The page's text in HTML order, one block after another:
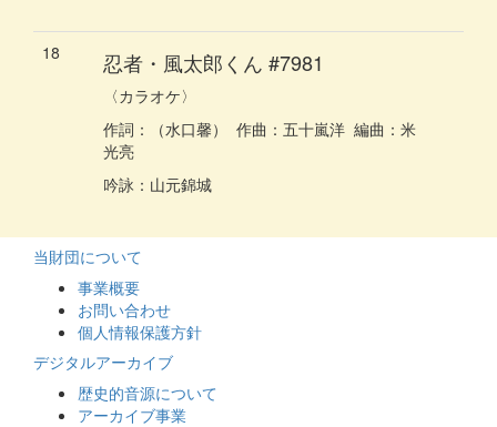
18 忍者・風太郎くん #7981
〈カラオケ〉
作詞：
（水口馨） 作曲： 五十嵐洋 編曲： 米
光亮
吟詠 ： 山元錦城
当財団について
事業概要
お問い合わせ
個人情報保護方針
デジタルアーカイブ
歴史的音源について
アーカイブ事業